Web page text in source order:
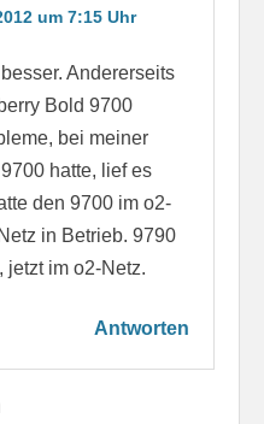
um 7:15 Uhr
Andererseits
Bold 9700
bei meiner
hatte, lief es
den 9700 im o2-
in Betrieb. 9790
jetzt im o2-Netz.
Antworten